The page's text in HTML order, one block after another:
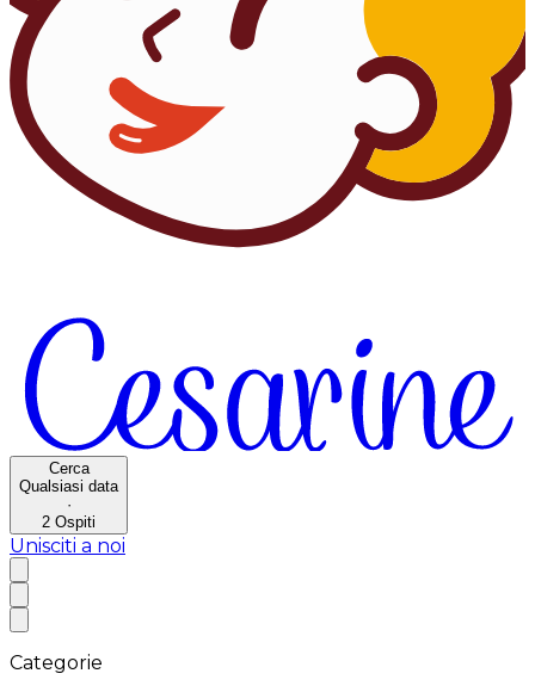
Cerca
Qualsiasi data
·
2 Ospiti
Unisciti a noi
Categorie